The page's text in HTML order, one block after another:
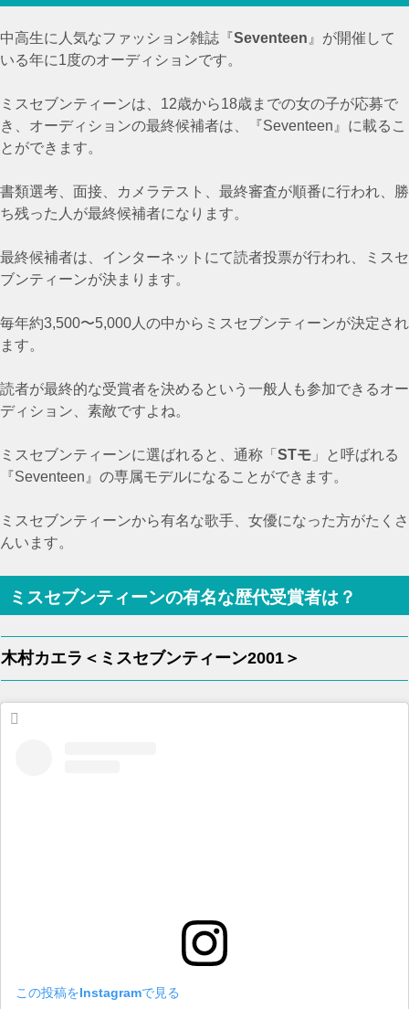
中高生に人気なファッション雑誌『Seventeen』が開催して
いる年に1度のオーディションです。
ミスセブンティーンは、12歳から18歳までの女の子が応募で
き、オーディションの最終候補者は、『Seventeen』に載るこ
とができます。
書類選考、面接、カメラテスト、最終審査が順番に行われ、勝
ち残った人が最終候補者になります。
最終候補者は、インターネットにて読者投票が行われ、ミスセ
ブンティーンが決まります。
毎年約3,500〜5,000人の中からミスセブンティーンが決定され
ます。
読者が最終的な受賞者を決めるという一般人も参加できるオー
ディション、素敵ですよね。
ミスセブンティーンに選ばれると、通称「 STモ 」と呼ばれる
『Seventeen』の専属モデルになることができます。
ミスセブンティーンから有名な歌手、女優になった方がたくさ
んいます。
ミスセブンティーンの有名な歴代受賞者は？
木村カエラ＜ミスセブンティーン2001＞
この投稿をInstagramで見る